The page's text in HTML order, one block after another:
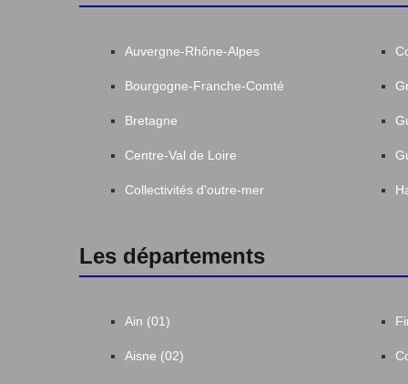
Auvergne-Rhône-Alpes
Bourgogne-Franche-Comté
Bretagne
Centre-Val de Loire
Collectivités d'outre-mer
Les départements
Ain (01)
Aisne (02)